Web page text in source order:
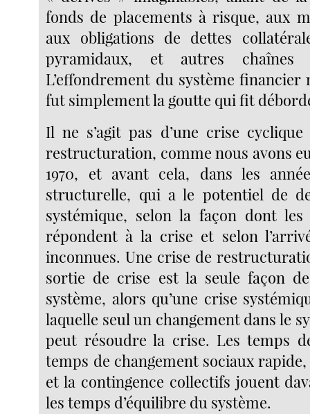
fonds de placements à risque, aux
aux obligations de dettes
pyramidaux, et autres chaînes
L’effondrement du système financier
fut simplement la goutte qui fit
Il ne s’agit pas d’une crise
restructuration, comme nous avons
1970, et avant cela, dans les
structurelle, qui a le potentiel de
systémique, selon la façon dont les
répondent à la crise et selon
inconnues. Une crise de
sortie de crise est la seule façon
système, alors qu’une crise
laquelle seul un changement dans le
peut résoudre la crise. Les temps
temps de changement sociaux rapide,
et la contingence collectifs jouent
les temps d’équilibre du système.